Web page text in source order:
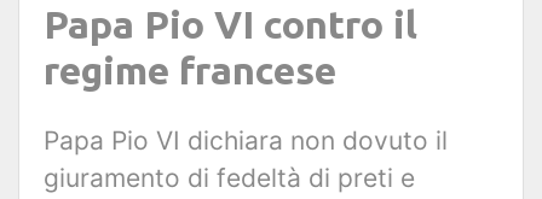
Papa Pio VI contro il
regime francese
Papa Pio VI dichiara non dovuto il
giuramento di fedeltà di preti e